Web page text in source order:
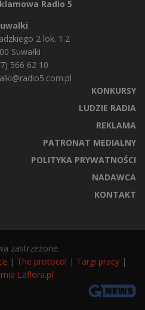
Radio 5
2 lok. 1.2
Suwałki
566 62 10
KONKURSY
LUDZIE RADIA
REKLAMA
PATRONAT MEDIALNY
POLITYKA PRYWATNOŚCI
NADAWCA
KONTAKT
zastrzeżone.
| The protocol | Targi pracy |
Laflora.pl